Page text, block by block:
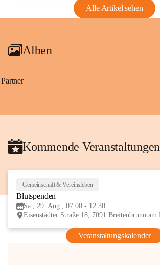
Alle Artikel sehen
Alben
Partner
Kommende Veranstaltungen
Gemeinschaft & Vereinsleben
Blutspenden
Sa., 29. Aug., 07:00 - 12:30
Veranstaltungskalender